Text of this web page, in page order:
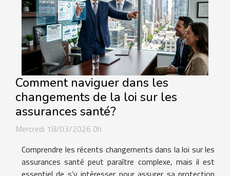
Comment naviguer dans les
changements de la loi sur les
assurances santé?
Mercredi 18/03/2026 0h
Comprendre les récents changements dans la loi sur les
assurances santé peut paraître complexe, mais il est